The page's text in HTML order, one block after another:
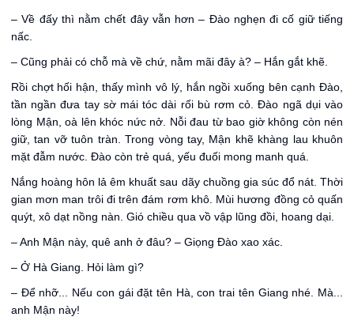
– Về đấy thì nằm chết đây vẫn hơn – Đào nghẹn đi cố giữ tiếng
nấc.
– Cũng phải có chỗ mà về chứ, nằm mãi đây à? – Hắn gắt khẽ.
Rồi chợt hối hận, thấy mình vô lý, hắn ngồi xuống bên cạnh Đào,
tần ngần đưa tay sờ mái tóc dài rối bù rơm cỏ. Đào ngã dụi vào
lòng Mận, oà lên khóc nức nở. Nỗi đau từ bao giờ không còn nén
giữ, tan vỡ tuôn tràn. Trong vòng tay, Mận khẽ khàng lau khuôn
mặt đẫm nước. Đào còn trẻ quá, yếu đuối mong manh quá.
Nắng hoàng hôn lả êm khuất sau dãy chuồng gia súc đổ nát. Thời
gian mơn man trôi đi trên đám rơm khô. Mùi hương đồng cỏ quấn
quýt, xô dạt nồng nàn. Gió chiều qua vồ vập lũng đồi, hoang dại.
– Anh Mận này, quê anh ở đâu? – Giọng Đào xao xác.
– Ở Hà Giang. Hỏi làm gì?
– Để nhỡ... Nếu con gái đặt tên Hà, con trai tên Giang nhé. Mà...
anh Mận này!